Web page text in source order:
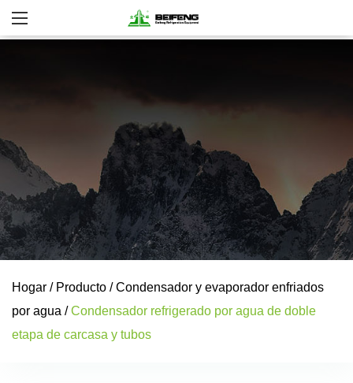
Hogar / Producto /Condensador y evaporador enfriados
por agua /Condensador refrigerado por agua de doble
etapa de carcasa y tubos